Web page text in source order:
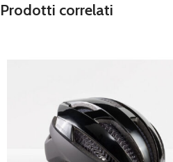
Prodotti correlati